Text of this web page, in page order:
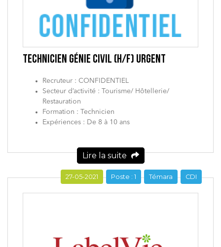
TECHNICIEN GÉNIE CIVIL (H/F) URGENT
Recruteur : CONFIDENTIEL
Secteur d’activité : Tourisme/ Hôtellerie/
Restauration
Formation : Technicien
Expériences : De 8 à 10 ans
Lire la suite
CDI
Témara
Poste : 1
27-05-2021